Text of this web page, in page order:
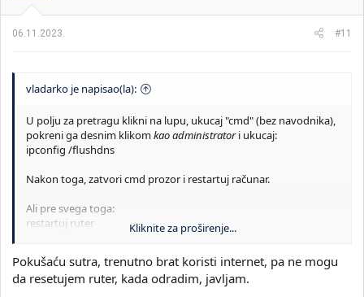
06.11.2023. #11
vladarko je napisao(la):
U polju za pretragu klikni na lupu, ukucaj "cmd" (bez navodnika),
pokreni ga desnim klikomkao administratori ukucaj:
ipconfig /flushdns
Nakon toga, zatvori cmd prozor i restartuj računar.
Ali pre svega toga:
restartuj ruter
Kliknite za proširenje...
Pokušaću sutra, trenutno brat koristi internet, pa ne mogu
da resetujem ruter, kada odradim, javljam.